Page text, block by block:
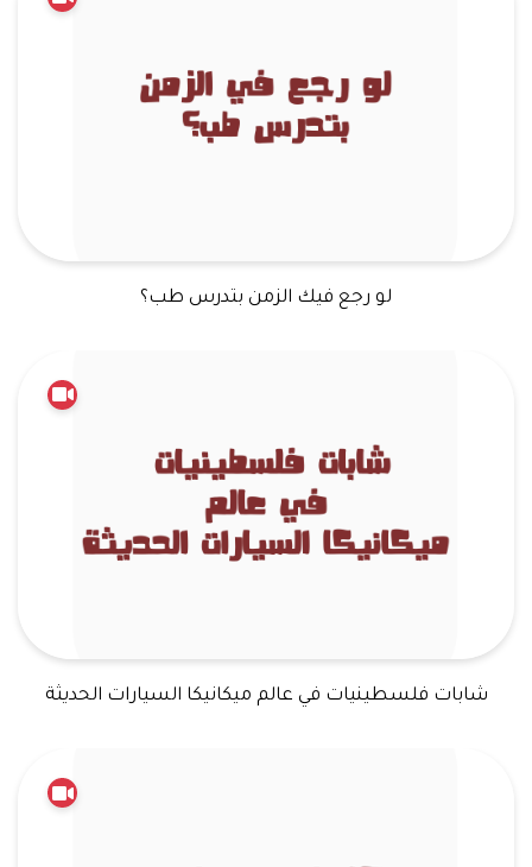
لو رجع فيك الزمن بتدرس طب؟
شابات فلسطينيات في عالم ميكانيكا السيارات الحديثة